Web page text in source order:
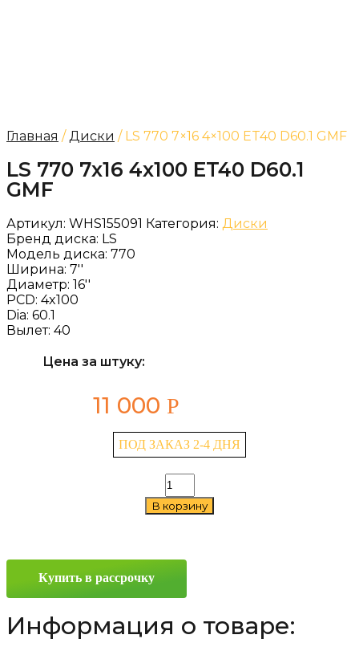
Главная /Диски / LS 770 7×16 4×100 ET40 D60.1 GMF
LS 770 7x16 4x100 ET40 D60.1
GMF
Артикул: WHS155091 Категория: Диски
Бренд диска: LS
Модель диска: 770
Ширина: 7''
Диаметр: 16''
PCD: 4x100
Dia: 60.1
Вылет: 40
Цена за штуку:
11 000 Р
ПОД ЗАКАЗ 2-4 ДНЯ
Количество
товара
LS
ET40
GMF
В корзину
Купить в рассрочку
Информация о товаре: